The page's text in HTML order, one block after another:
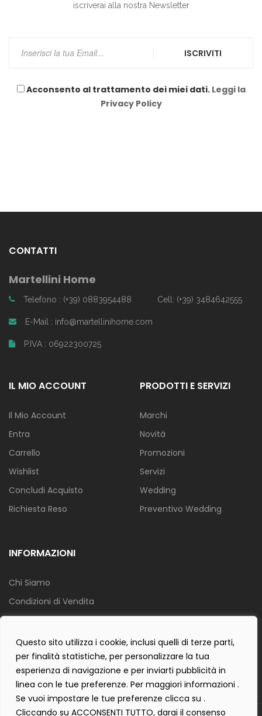
Questo sito utilizza i cookie, inclusi quelli di terze parti,
per finalità statistiche, per personalizzare la tua
esperienza di navigazione e per inviarti pubblicità in
linea con le tue preferenze. Per maggiori informazioni .
Se vuoi impostare le tue preferenze clicca su .
Cliccando su ACCONSENTI TUTTO, darai il consenso
iscriverai alla nostra Newsletter
Acconsento al trattamento dei miei dati. Leggi la
Privacy Policy
ISCRIVITI
CONTATTI
Martellini Home
Telefono : (+39) 0883954488 Cell: (+39) 3484642555
E-Mail : info@martellinihome.com
P.IVA : 06922300725
IL MIO ACCOUNT
Il Mio Account
Entra
Carrello
Wishlist
Concludi Acquisto
Richiesta Reso
PRODOTTI E SERVIZI
Marchi
Novità
Promozioni
Servizi
Wedding
Preventivo Wedding
INFORMAZIONI
Chi Siamo
Condizioni di Vendita
Privacy Policy
Cookie Policy
Contact Form Policy